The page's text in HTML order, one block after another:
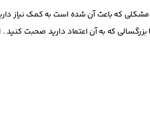
مشکلی که باعث آن شده است به کمک نیاز
که به آن اعتماد دارید صحبت کنید .